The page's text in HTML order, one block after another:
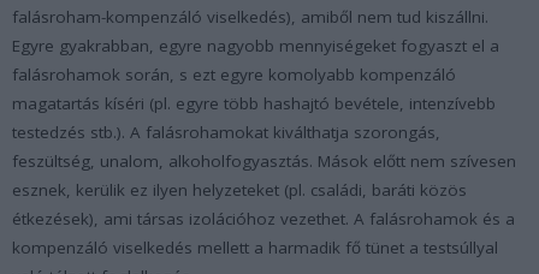
falásroham-kompenzáló viselkedés), amiből nem tud kiszállni.
Egyre gyakrabban, egyre nagyobb mennyiségeket fogyaszt el a
falásrohamok során, s ezt egyre komolyabb kompenzáló
magatartás kíséri (pl. egyre több hashajtó bevétele, intenzívebb
testedzés stb.). A falásrohamokat kiválthatja szorongás,
feszültség, unalom, alkoholfogyasztás. Mások előtt nem szívesen
esznek, kerülik ez ilyen helyzeteket (pl. családi, baráti közös
étkezések), ami társas izolációhoz vezethet. A falásrohamok és a
kompenzáló viselkedés mellett a harmadik fő tünet a testsúllyal